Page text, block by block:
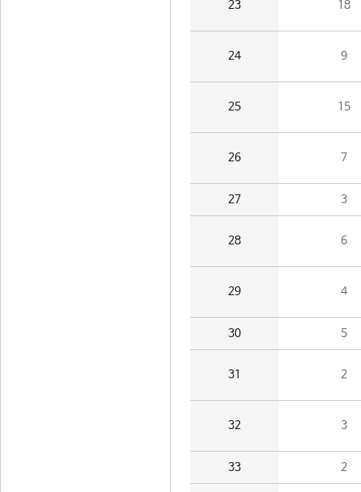
23 18
24 9
25 15
26 7
27 3
28 6
29 4
30 5
31 2
32 3
33 2